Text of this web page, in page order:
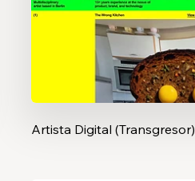
Artista Digital (Transgresor)